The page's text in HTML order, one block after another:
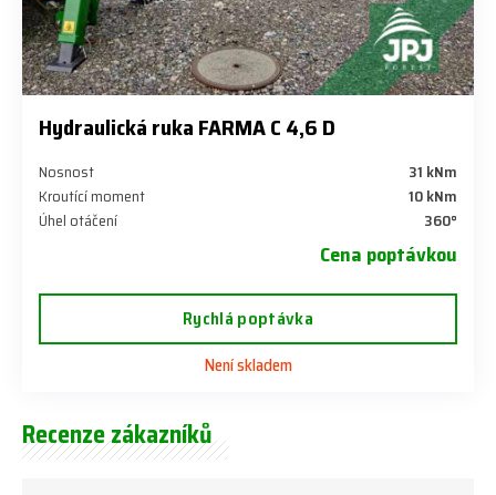
Hydraulická ruka FARMA C 4,6 D
Nosnost
31 kNm
Kroutící moment
10 kNm
Úhel otáčení
360°
Cena poptávkou
Rychlá poptávka
Není skladem
Recenze zákazníků